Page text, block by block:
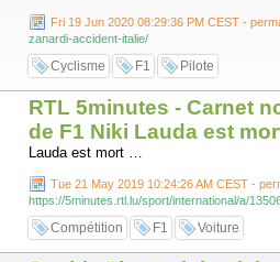
Fri 19 Jun 2020 08:29:36 PM CEST -
zanardi-accident-italie/
Cyclisme F1 Pilote
RTL 5minutes - Carnet
de F1 Niki Lauda est
Lauda est mort …
Tue 21 May 2019 10:24:26 AM CEST -
https://5minutes.rtl.lu/sport/international/a/
Compétition F1 Voiture